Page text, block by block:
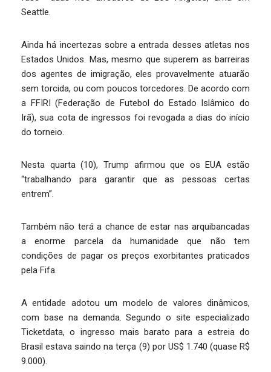
Seattle.
Ainda há incertezas sobre a entrada desses atletas nos
Estados Unidos. Mas, mesmo que superem as barreiras
dos agentes de imigração, eles provavelmente atuarão
sem torcida, ou com poucos torcedores. De acordo com
a FFIRI (Federação de Futebol do Estado Islâmico do
Irã), sua cota de ingressos foi revogada a dias do início
do torneio.
Nesta quarta (10), Trump afirmou que os EUA estão
“trabalhando para garantir que as pessoas certas
entrem”.
Também não terá a chance de estar nas arquibancadas
a enorme parcela da humanidade que não tem
condições de pagar os preços exorbitantes praticados
pela Fifa.
A entidade adotou um modelo de valores dinâmicos,
com base na demanda. Segundo o site especializado
Ticketdata, o ingresso mais barato para a estreia do
Brasil estava saindo na terça (9) por US$ 1.740 (quase R$
9.000).